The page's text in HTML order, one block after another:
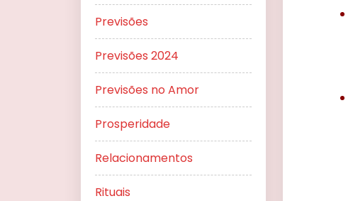
Previsões
Previsões 2024
Previsões no Amor
Prosperidade
Relacionamentos
Rituais